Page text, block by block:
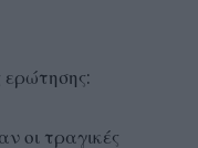
ερώτησης:
οι τραγικές